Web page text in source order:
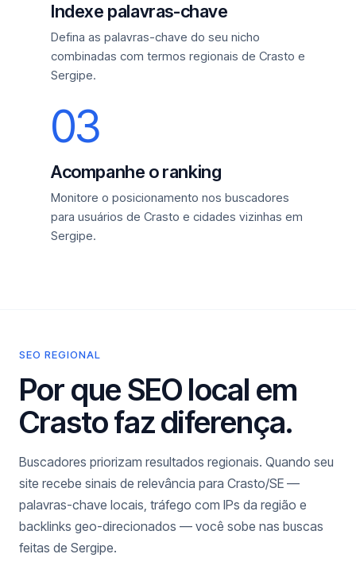
Indexe palavras-chave
Defina as palavras-chave do seu nicho
combinadas com termos regionais de Crasto e
Sergipe.
03
Acompanhe o ranking
Monitore o posicionamento nos buscadores
para usuários de Crasto e cidades vizinhas em
Sergipe.
SEO REGIONAL
Por que SEO local em
Crasto faz diferença.
Buscadores priorizam resultados regionais. Quando seu
site recebe sinais de relevância para Crasto/SE —
palavras-chave locais, tráfego com IPs da região e
backlinks geo-direcionados — você sobe nas buscas
feitas de Sergipe.